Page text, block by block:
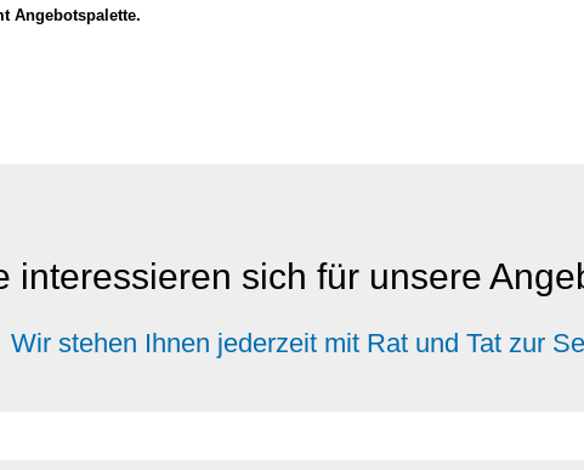
Ange­bots­pa­let­te.
interessieren sich für unsere
Wir stehen Ihnen jederzeit mit Rat und Tat zur